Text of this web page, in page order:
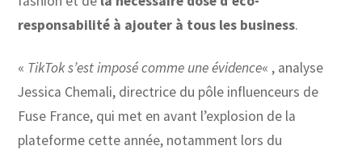
responsabilité à ajouter à tous les business.
« TikTok s’est imposé comme une évidence« , analyse
Jessica Chemali, directrice du pôle influenceurs de
Fuse France, qui met en avant l’explosion de la
plateforme cette année, notamment lors du